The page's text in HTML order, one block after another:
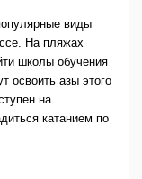
виды
На пляжах
школы обучения
освоить азы этого
на
катанием по